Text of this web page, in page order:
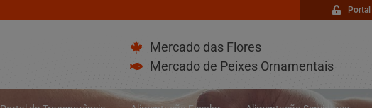
Mercado das Flores
Mercado de Peixes Ornamentais